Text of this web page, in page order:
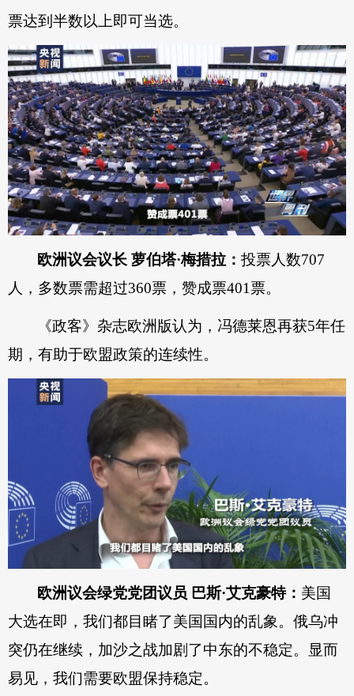
票达到半数以上即可当选。
欧洲议会议长 萝伯塔·梅措拉：投票人数707
人，多数票需超过360票，赞成票401票。
《政客》杂志欧洲版认为，冯德莱恩再获5年任
期，有助于欧盟政策的连续性。
欧洲议会绿党党团议员 巴斯·艾克豪特： 美国
大选在即，我们都目睹了美国国内的乱象。俄乌冲
突仍在继续，加沙之战加剧了中东的不稳定。显而
易见，我们需要欧盟保持稳定。